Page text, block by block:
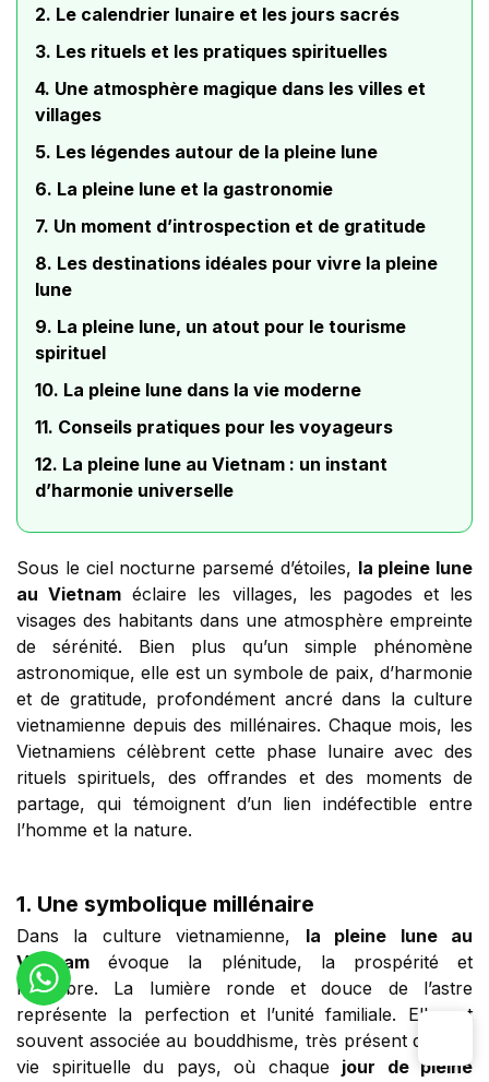
2. Le calendrier lunaire et les jours sacrés
3. Les rituels et les pratiques spirituelles
4. Une atmosphère magique dans les villes et
villages
5. Les légendes autour de la pleine lune
6. La pleine lune et la gastronomie
7. Un moment d’introspection et de gratitude
8. Les destinations idéales pour vivre la pleine
lune
9. La pleine lune, un atout pour le tourisme
spirituel
10. La pleine lune dans la vie moderne
11. Conseils pratiques pour les voyageurs
12. La pleine lune au Vietnam : un instant
d’harmonie universelle
Sous le ciel nocturne parsemé d’étoiles, la pleine lune
au Vietnam éclaire les villages, les pagodes et les
visages des habitants dans une atmosphère empreinte
de sérénité. Bien plus qu’un simple phénomène
astronomique, elle est un symbole de paix, d’harmonie
et de gratitude, profondément ancré dans la culture
vietnamienne depuis des millénaires. Chaque mois, les
Vietnamiens célèbrent cette phase lunaire avec des
rituels spirituels, des offrandes et des moments de
partage, qui témoignent d’un lien indéfectible entre
l’homme et la nature.
1. Une symbolique millénaire
Dans la culture vietnamienne, la pleine lune au
Vietnam évoque la plénitude, la prospérité et
l’équilibre. La lumière ronde et douce de l’astre
représente la perfection et l’unité familiale. Elle est
souvent associée au bouddhisme, très présent dans la
vie spirituelle du pays, où chaque jour de pleine